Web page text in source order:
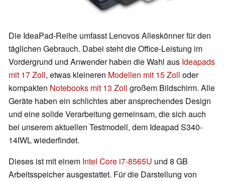
Die IdeaPad-Reihe umfasst Lenovos Alleskönner für den
täglichen Gebrauch. Dabei steht die Office-Leistung im
Vordergrund und Anwender haben die Wahl aus Ideapads
mit 17 Zoll, etwas kleineren Modellen mit 15 Zoll oder
kompakten Notebooks mit 13 Zoll großem Bildschirm. Alle
Geräte haben ein schlichtes aber ansprechendes Design
und eine solide Verarbeitung gemeinsam, die sich auch
bei unserem aktuellen Testmodell, dem Ideapad S340-
14IWL wiederfindet.
Dieses ist mit einem Intel Core i7-8565U und 8 GB
Arbeitsspeicher ausgestattet. Für die Darstellung von